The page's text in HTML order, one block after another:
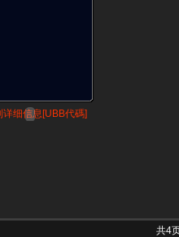
详细信息[UBB代碼]
共4